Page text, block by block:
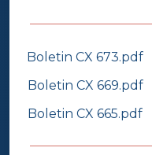
Boletin CX 673.pdf
Boletin CX 669.pdf
Boletin CX 665.pdf